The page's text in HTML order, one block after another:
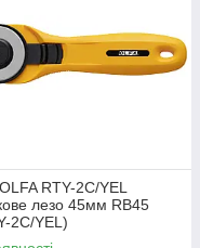
RTY-2C/YEL
лезо 45мм RB45
2C/YEL)